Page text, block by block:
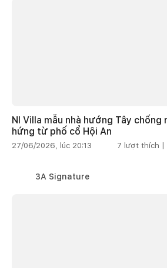
NI Villa mẫu nhà hướng Tây chống
hứng từ phố cổ Hội An
27/06/2026, lúc 20:13 7 lượt thích |
3A Signature